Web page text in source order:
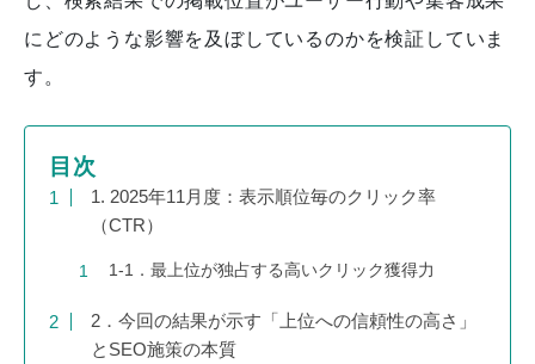
にどのような影響を及ぼしているのかを検証していま
す。
目次
1. 2025年11月度：表示順位毎のクリック率
（CTR）
1-1．最上位が独占する高いクリック獲得力
2．今回の結果が示す「上位への信頼性の高さ」
とSEO施策の本質